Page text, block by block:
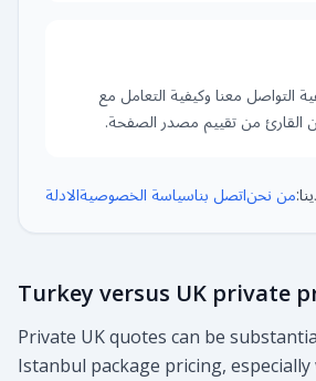
التواصل معنا وكيفية التعامل مع
القارئ من تقييم مصدر الصفحة.
من نحناتصل بناسياسة الخصوصيةالادلة
Turkey versus UK private
Private UK quotes can be
Istanbul package pricing,